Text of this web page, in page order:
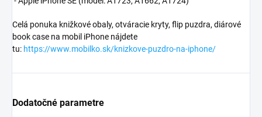
Celá ponuka knižkové obaly, otváracie kryty, flip puzdra, diárové
book case na mobil iPhone nájdete
tu: https://www.mobilko.sk/knizkove-puzdro-na-iphone/
Dodatočné parametre